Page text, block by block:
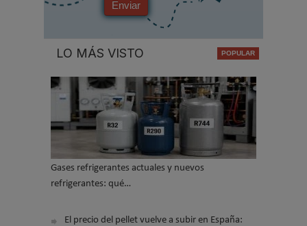
Enviar
LO MÁS VISTO
Gases refrigerantes actuales y nuevos
refrigerantes: qué…
El precio del pellet vuelve a subir en España: